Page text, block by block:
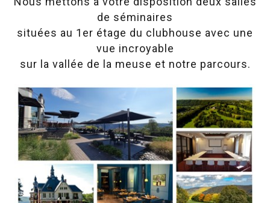
de séminaires
situées au 1er étage du clubhouse avec une
vue incroyable
sur la vallée de la meuse et notre parcours.